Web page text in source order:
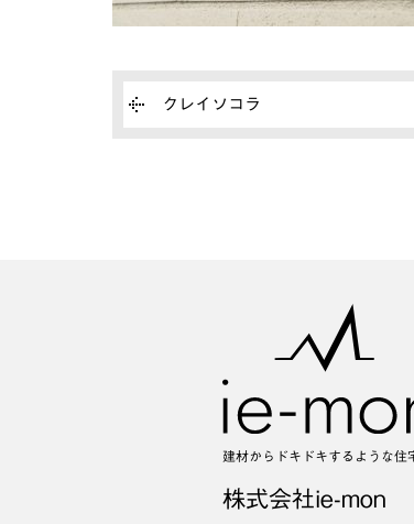
クレイソコラ
建材からドキドキするような住
株式会社ie-mon